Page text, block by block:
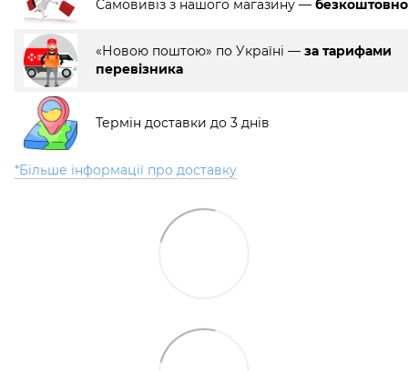
Самовивіз з нашого магазину — безкоштовно
«Новою поштою» по Україні — за тарифами
перевізника
Термін доставки до 3 днів
*Більше інформації про доставку